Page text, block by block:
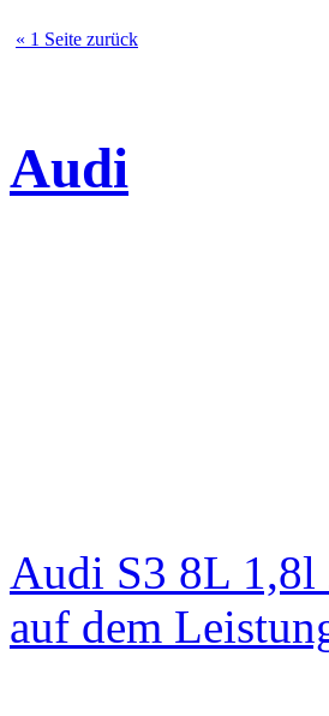
« 1 Seite zurück
Audi
Audi S3 8L 1,8l
auf dem